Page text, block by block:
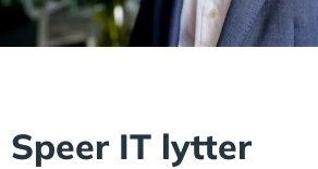
Speer IT lytter